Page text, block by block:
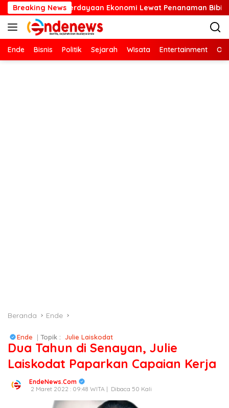
Langsung
ke
konten
Breaking News
Lewat Penanaman Bibit Kopi Kartini Masa
Ende Bisnis Politik Sejarah Wisata Entertainment
Beranda Ende
Ende | Topik : Julie Laiskodat
Dua Tahun di Senayan, Julie
Laiskodat Paparkan Capaian Kerja
EndeNews.Com
2 Maret 2022 : 09:48 WITA | Dibaca 50 Kali